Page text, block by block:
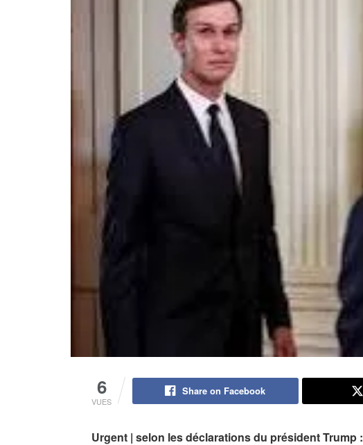
6
VUES
Share on Facebook
Urgent | selon les déclarations du président Trump :